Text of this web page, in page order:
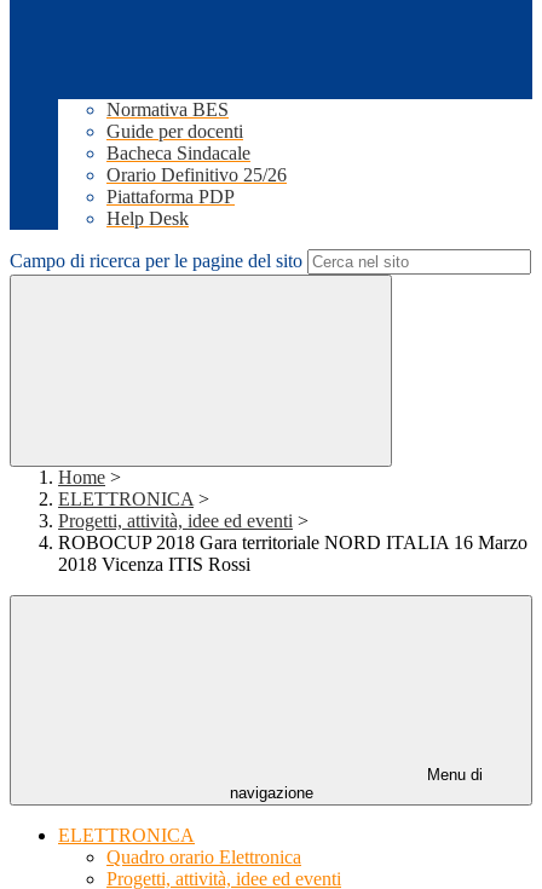
Normativa BES
Guide per docenti
Bacheca Sindacale
Orario Definitivo 25/26
Piattaforma PDP
Help Desk
Campo di ricerca per le pagine del sito
Home >
ELETTRONICA >
Progetti, attività, idee ed eventi >
ROBOCUP 2018 Gara territoriale NORD ITALIA 16 Marzo
2018 Vicenza ITIS Rossi
Menu di
navigazione
ELETTRONICA
Quadro orario Elettronica
Progetti, attività, idee ed eventi